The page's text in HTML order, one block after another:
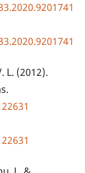
L. (2012).